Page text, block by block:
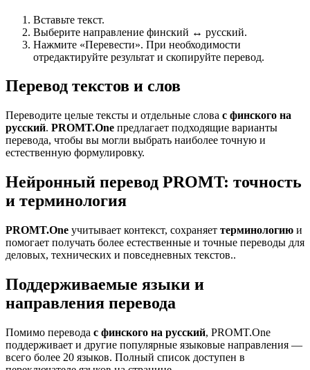
Вставьте текст.
Выберите направление финский ↔ русский.
Нажмите «Перевести». При необходимости
отредактируйте результат и скопируйте перевод.
Перевод текстов и слов
Переводите целые тексты и отдельные слова с финского на
русский. PROMT.One предлагает подходящие варианты
перевода, чтобы вы могли выбрать наиболее точную и
естественную формулировку.
Нейронный перевод PROMT: точность
и терминология
PROMT.One учитывает контекст, сохраняет терминологию и
помогает получать более естественные и точные переводы для
деловых, технических и повседневных текстов..
Поддерживаемые языки и
направления перевода
Помимо перевода с финского на русский, PROMT.One
поддерживает и другие популярные языковые направления —
всего более 20 языков. Полный список доступен в